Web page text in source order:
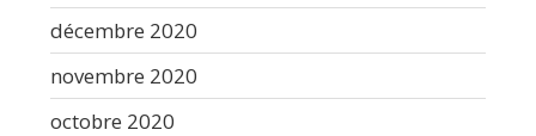
décembre 2020
novembre 2020
octobre 2020